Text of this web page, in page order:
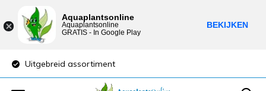
Uitgebreid assortiment
Aquaplantsonline
Aquaplantsonline
GRATIS - In Google Play
BEKIJKEN